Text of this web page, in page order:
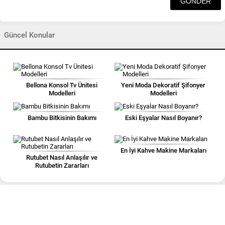
Güncel Konular
Bellona Konsol Tv Ünitesi
Modelleri
Yeni Moda Dekoratif Şifonyer
Modelleri
Bambu Bitkisinin Bakımı Eski Eşyalar Nasıl Boyanır?
Rutubet Nasıl Anlaşılır ve
Rutubetin Zararları
En İyi Kahve Makine Markaları